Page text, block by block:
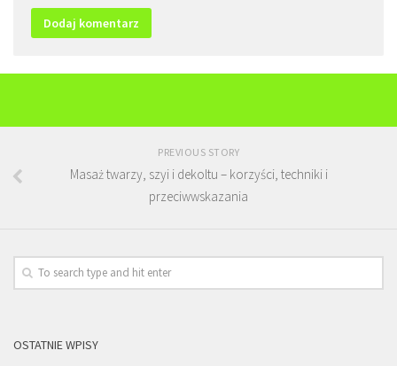
PREVIOUS STORY
Masaż twarzy, szyi i dekoltu – korzyści, techniki i
przeciwwskazania
OSTATNIE WPISY